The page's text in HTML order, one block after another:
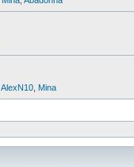
AlexN10 Mina